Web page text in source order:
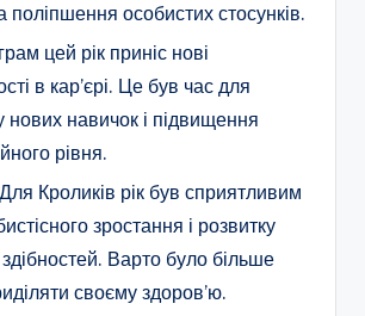
поліпшення особистих стосунків.
цей рік приніс нові
в кар’єрі. Це був час для
нових навичок і підвищення
рівня.
Кроликів рік був сприятливим
зростання і розвитку
Варто було більше
своєму здоров’ю.